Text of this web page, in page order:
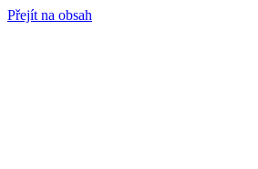
Přejít na obsah